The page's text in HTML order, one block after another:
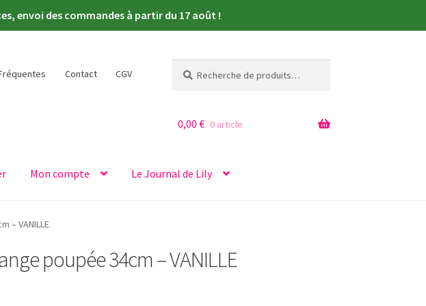
envoi des commandes à partir du 17 août !
Contact CGV
pour :
Mon compte Le Journal de Lily
0,00 € 0 article
– VANILLE
poupée 34cm – VANILLE